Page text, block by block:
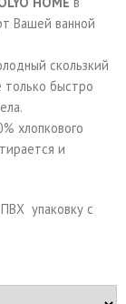
Вашей ванной
скользкий
только быстро
хлопкового
и
упаковку с